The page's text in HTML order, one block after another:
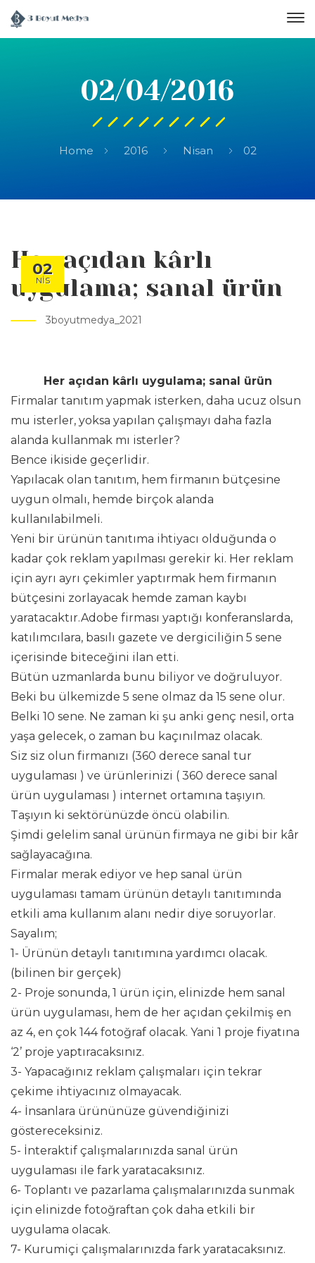
02/04/2016
Home 2016 Nisan 02
02
NIS
Her açıdan kârlı
uygulama; sanal ürün
3boyutmedya_2021
Her açıdan kârlı uygulama; sanal ürün
Firmalar tanıtım yapmak isterken, daha ucuz olsun
mu isterler, yoksa yapılan çalışmayı daha fazla
alanda kullanmak mı isterler?
Bence ikiside geçerlidir.
Yapılacak olan tanıtım, hem firmanın bütçesine
uygun olmalı, hemde birçok alanda
kullanılabilmeli.
Yeni bir ürünün tanıtıma ihtiyacı olduğunda o
kadar çok reklam yapılması gerekir ki. Her reklam
için ayrı ayrı çekimler yaptırmak hem firmanın
bütçesini zorlayacak hemde zaman kaybı
yaratacaktır.Adobe firması yaptığı konferanslarda,
katılımcılara, basılı gazete ve dergiciliğin 5 sene
içerisinde biteceğini ilan etti.
Bütün uzmanlarda bunu biliyor ve doğruluyor.
Beki bu ülkemizde 5 sene olmaz da 15 sene olur.
Belki 10 sene. Ne zaman ki şu anki genç nesil, orta
yaşa gelecek, o zaman bu kaçınılmaz olacak.
Siz siz olun firmanızı (360 derece sanal tur
uygulaması ) ve ürünlerinizi ( 360 derece sanal
ürün uygulaması ) internet ortamına taşıyın.
Taşıyın ki sektörünüzde öncü olabilin.
Şimdi gelelim sanal ürünün firmaya ne gibi bir kâr
sağlayacağına.
Firmalar merak ediyor ve hep sanal ürün
uygulaması tamam ürünün detaylı tanıtımında
etkili ama kullanım alanı nedir diye soruyorlar.
Sayalım;
1- Ürünün detaylı tanıtımına yardımcı olacak.
(bilinen bir gerçek)
2- Proje sonunda, 1 ürün için, elinizde hem sanal
ürün uygulaması, hem de her açıdan çekilmiş en
az 4, en çok 144 fotoğraf olacak. Yani 1 proje fiyatına
‘2’ proje yaptıracaksınız.
3- Yapacağınız reklam çalışmaları için tekrar
çekime ihtiyacınız olmayacak.
4- İnsanlara ürününüze güvendiğinizi
göstereceksiniz.
5- İnteraktif çalışmalarınızda sanal ürün
uygulaması ile fark yaratacaksınız.
6- Toplantı ve pazarlama çalışmalarınızda sunmak
için elinizde fotoğraftan çok daha etkili bir
uygulama olacak.
7- Kurumiçi çalışmalarınızda fark yaratacaksınız.